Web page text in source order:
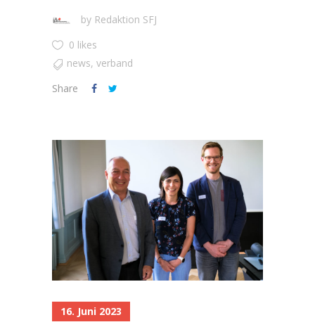
by Redaktion SFJ
0 likes
news, verband
Share
16. Juni 2023